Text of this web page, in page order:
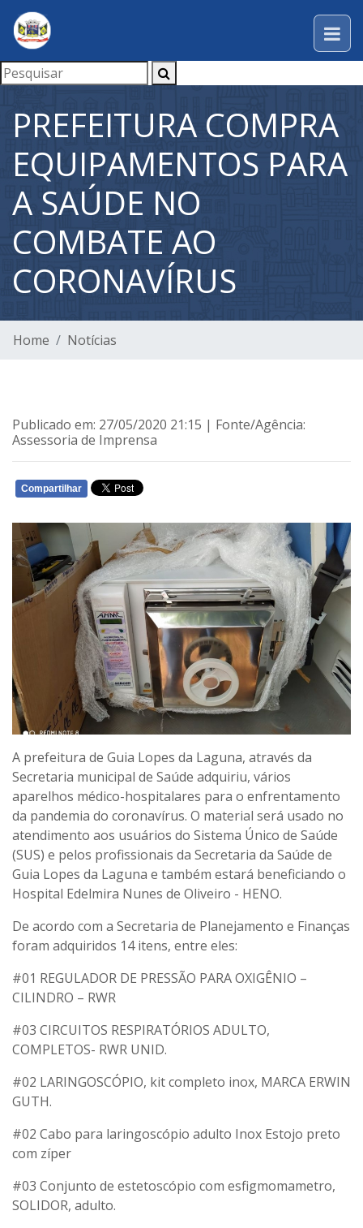
PREFEITURA COMPRA
EQUIPAMENTOS PARA
A SAÚDE NO
COMBATE AO
CORONAVÍRUS
Home Notícias
Publicado em: 27/05/2020 21:15 | Fonte/Agência:
Assessoria de Imprensa
Compartilhar
A prefeitura de Guia Lopes da Laguna, através da
Secretaria municipal de Saúde adquiriu, vários
aparelhos médico-hospitalares para o enfrentamento
da pandemia do coronavírus. O material será usado no
atendimento aos usuários do Sistema Único de Saúde
(SUS) e pelos profissionais da Secretaria da Saúde de
Guia Lopes da Laguna e também estará beneficiando o
Hospital Edelmira Nunes de Oliveiro - HENO.
De acordo com a Secretaria de Planejamento e Finanças
foram adquiridos 14 itens, entre eles:
#01 REGULADOR DE PRESSÃO PARA OXIGÊNIO –
CILINDRO – RWR
#03 CIRCUITOS RESPIRATÓRIOS ADULTO,
COMPLETOS- RWR UNID.
#02 LARINGOSCÓPIO, kit completo inox, MARCA ERWIN
GUTH.
#02 Cabo para laringoscópio adulto Inox Estojo preto
com zíper
#03 Conjunto de estetoscópio com esfigmomametro,
SOLIDOR, adulto.